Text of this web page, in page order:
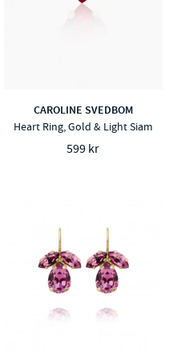
CAROLINE SVEDBOM
Heart Ring, Gold & Light Siam
599 kr